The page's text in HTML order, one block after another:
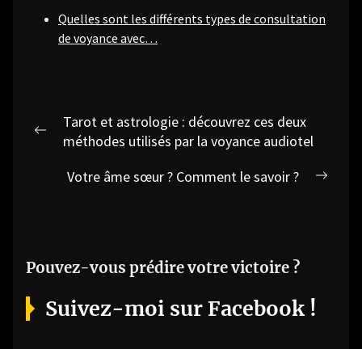
Quelles sont les différents types de consultation
de voyance avec…
Navigation
de
l’article
Previous
Tarot et astrologie : découvrez ces deux
méthodes utilisés par la voyance audiotel
Votre âme sœur ? Comment le savoir ?
Pouvez-vous prédire votre victoire ?
Suivez-moi sur Facebook !